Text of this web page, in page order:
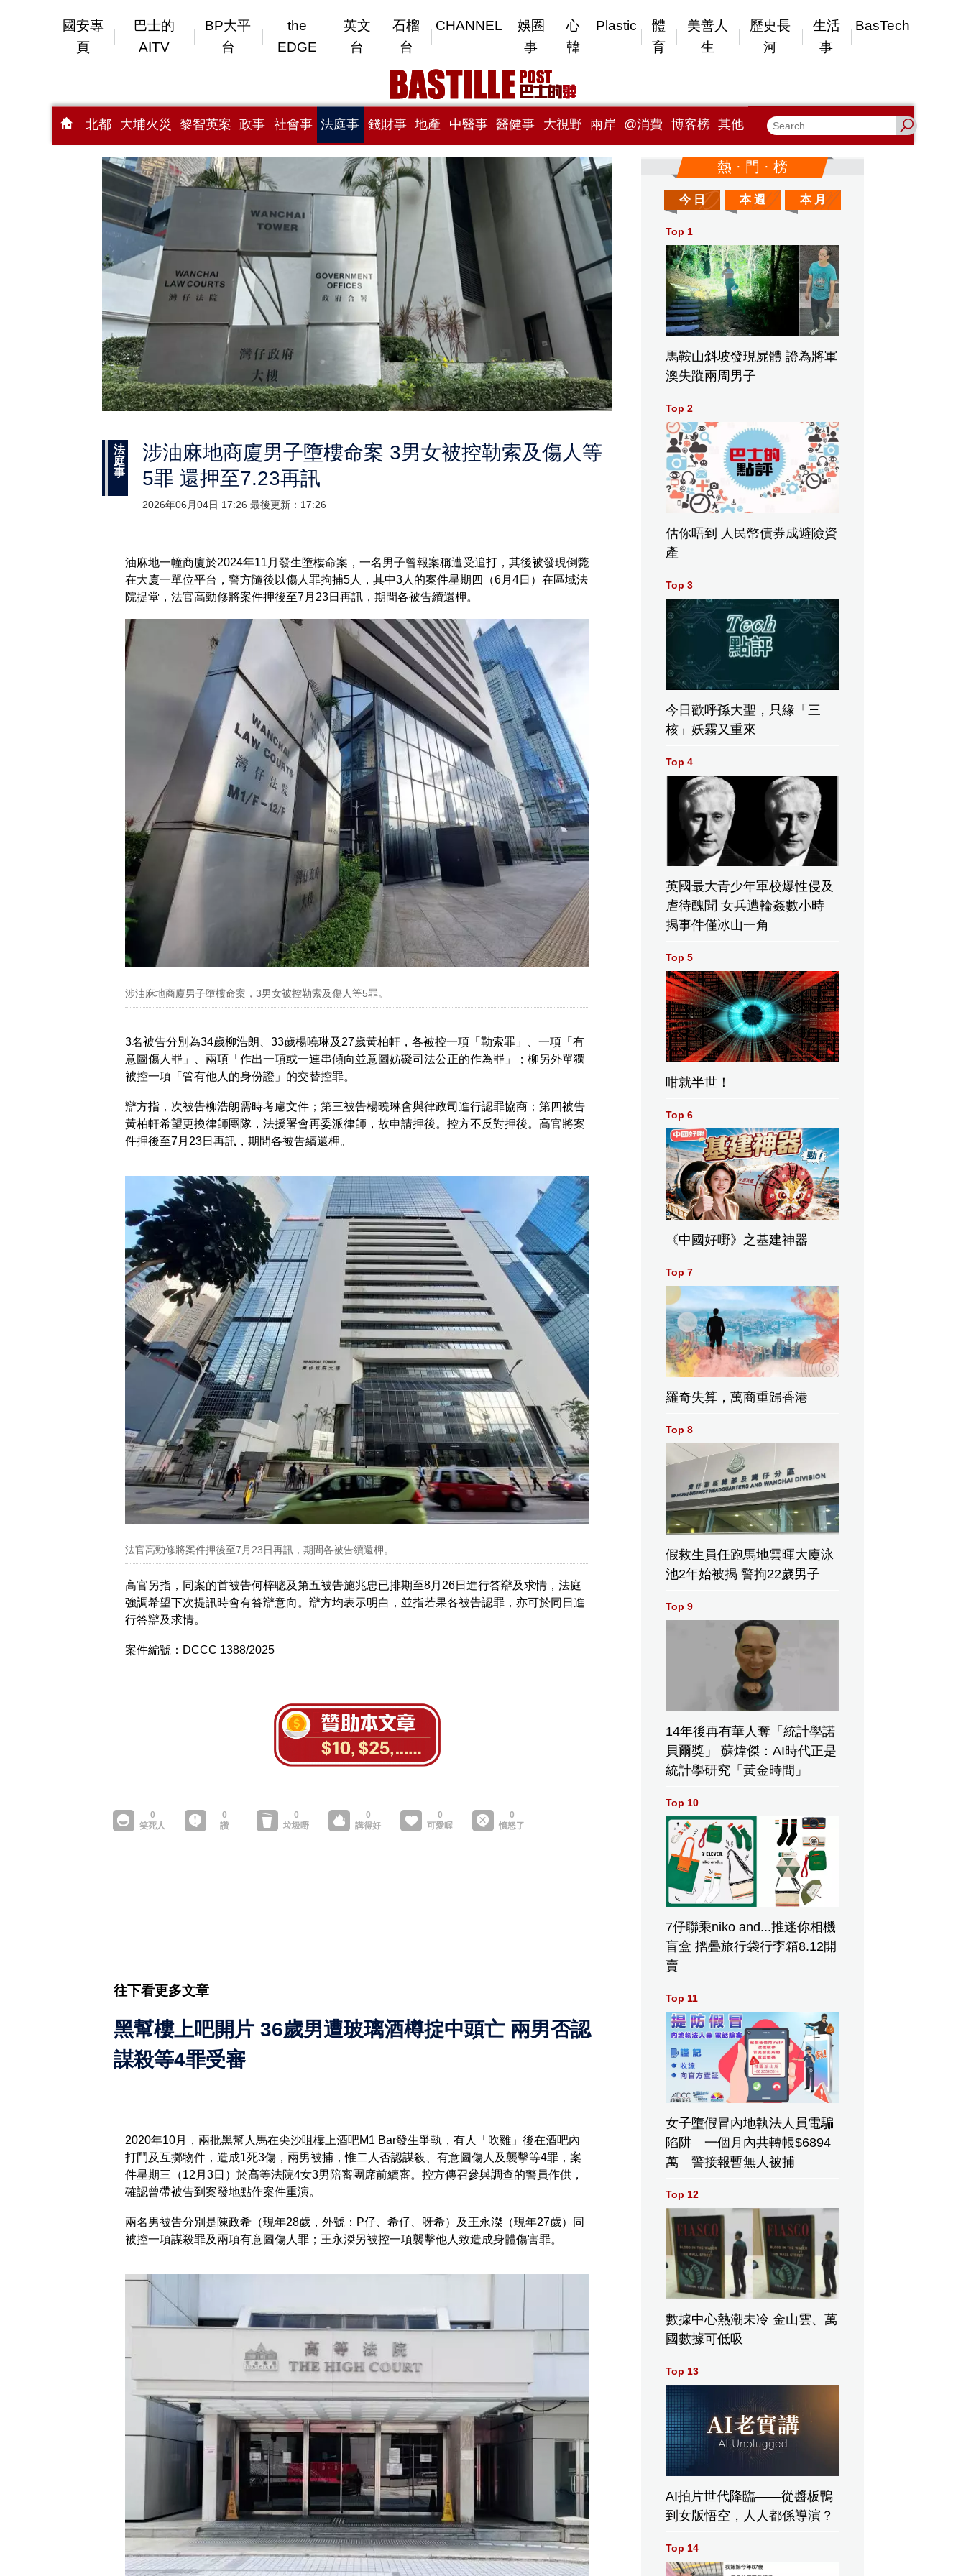
國安專
頁
巴士的
AITV
BP大平
台
the
EDGE
英文
台
石榴
台
CHANNEL
娛圈
事
心
韓
Plastic
體
育
美善人
生
歷史長
河
生活
事
BasTech
北都 大埔火災 黎智英案 政事 社會事 法庭事 錢財事 地產 中醫事 醫健事 大視野 兩岸 @消費 博客榜 其他
法
庭
事
涉油麻地商廈男子墮樓命案 3男女被控勒索及傷人等
5罪 還押至7.23再訊
2026年06月04日 17:26 最後更新：17:26
油麻地一幢商廈於2024年11月發生墮樓命案，一名男子曾報案稱遭受追打，其後被發現倒斃
在大廈一單位平台，警方隨後以傷人罪拘捕5人，其中3人的案件星期四（6月4日）在區域法
院提堂，法官高勁修將案件押後至7月23日再訊，期間各被告續還柙。
涉油麻地商廈男子墮樓命案，3男女被控勒索及傷人等5罪。
3名被告分別為34歲柳浩朗、33歲楊曉琳及27歲黃柏軒，各被控一項「勒索罪」、一項「有
意圖傷人罪」、兩項「作出一項或一連串傾向並意圖妨礙司法公正的作為罪」；柳另外單獨
被控一項「管有他人的身份證」的交替控罪。
辯方指，次被告柳浩朗需時考慮文件；第三被告楊曉琳會與律政司進行認罪協商；第四被告
黃柏軒希望更換律師團隊，法援署會再委派律師，故申請押後。控方不反對押後。高官將案
件押後至7月23日再訊，期間各被告續還柙。
法官高勁修將案件押後至7月23日再訊，期間各被告續還柙。
高官另指，同案的首被告何梓聰及第五被告施兆忠已排期至8月26日進行答辯及求情，法庭
強調希望下次提訊時會有答辯意向。辯方均表示明白，並指若果各被告認罪，亦可於同日進
行答辯及求情。
案件編號：DCCC 1388/2025
往下看更多文章
黑幫樓上吧開片 36歲男遭玻璃酒樽掟中頭亡 兩男否認
謀殺等4罪受審
2020年10月，兩批黑幫人馬在尖沙咀樓上酒吧M1 Bar發生爭執，有人「吹雞」後在酒吧內
打鬥及互擲物件，造成1死3傷，兩男被捕，惟二人否認謀殺、有意圖傷人及襲擊等4罪，案
件星期三（12月3日）於高等法院4女3男陪審團席前續審。控方傳召參與調查的警員作供，
確認曾帶被告到案發地點作案件重演。
兩名男被告分別是陳政希（現年28歲，外號：P仔、希仔、呀希）及王永滐（現年27歲）同
被控一項謀殺罪及兩項有意圖傷人罪；王永滐另被控一項襲擊他人致造成身體傷害罪。
熱 · 門 · 榜
今 日 本 週 本 月
Top 1
馬鞍山斜坡發現屍體 證為將軍
澳失蹤兩周男子
Top 2
估你唔到 人民幣債券成避險資
產
Top 3
今日歡呼孫大聖，只緣「三
核」妖霧又重來
Top 4
英國最大青少年軍校爆性侵及
虐待醜聞 女兵遭輪姦數小時
揭事件僅冰山一角
Top 5
咁就半世！
Top 6
《中國好嘢》之基建神器
Top 7
羅奇失算，萬商重歸香港
Top 8
假救生員任跑馬地雲暉大廈泳
池2年始被揭 警拘22歲男子
Top 9
14年後再有華人奪「統計學諾
貝爾獎」 蘇煒傑：AI時代正是
統計學研究「黃金時間」
Top 10
7仔聯乘niko and...推迷你相機
盲盒 摺疊旅行袋行李箱8.12開
賣
Top 11
女子墮假冒內地執法人員電騙
陷阱 一個月內共轉帳$6894
萬 警接報暫無人被捕
Top 12
數據中心熱潮未冷 金山雲、萬
國數據可低吸
Top 13
AI拍片世代降臨——從醬板鴨
到女版悟空，人人都係導演？
Top 14